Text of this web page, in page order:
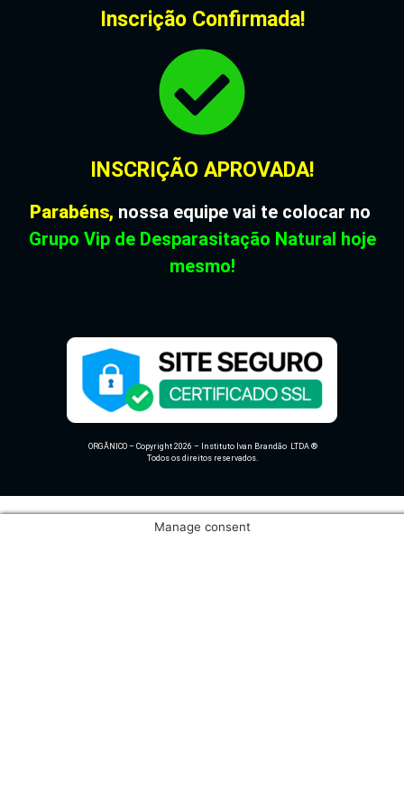
Inscrição Confirmada!
INSCRIÇÃO APROVADA!
Parabéns, nossa equipe vai te colocar no
Grupo Vip de Desparasitação Natural hoje
mesmo!
ORGÂNICO – Copyright 2026 – Instituto Ivan Brandão LTDA ®
Todos os direitos reservados.
Manage consent